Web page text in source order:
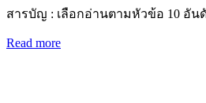
สารบัญ : เลือกอ่านตามหัวข้อ 10 อั
Read more